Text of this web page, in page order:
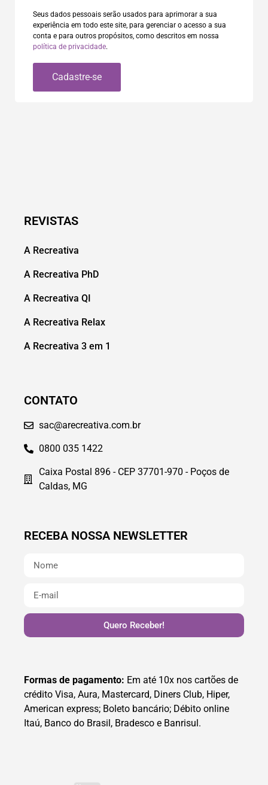
Seus dados pessoais serão usados para aprimorar a sua
experiência em todo este site, para gerenciar o acesso a sua
conta e para outros propósitos, como descritos em nossa
política de privacidade.
Cadastre-se
REVISTAS
A Recreativa
A Recreativa PhD
A Recreativa QI
A Recreativa Relax
A Recreativa 3 em 1
CONTATO
sac@arecreativa.com.br
0800 035 1422
Caixa Postal 896 - CEP 37701-970 - Poços de
Caldas, MG
RECEBA NOSSA NEWSLETTER
Quero Receber!
Formas de pagamento: Em até 10x nos cartões de
crédito Visa, Aura, Mastercard, Diners Club, Hiper,
American express; Boleto bancário; Débito online
Itaú, Banco do Brasil, Bradesco e Banrisul.